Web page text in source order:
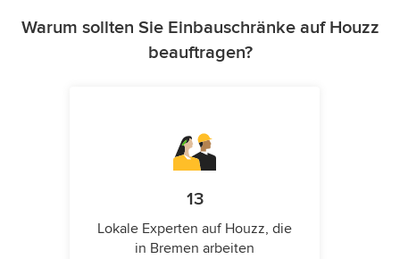
Warum sollten Sie Einbauschränke auf Houzz
beauftragen?
13
Lokale Experten auf Houzz, die
in Bremen arbeiten